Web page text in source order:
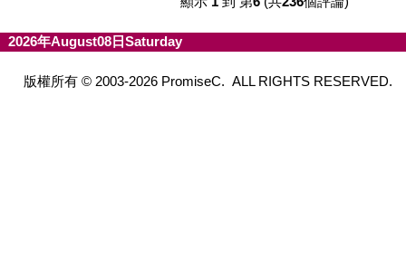
2026年August08日Saturday
版權所有 © 2003-2026 PromiseC. ALL RIGHTS RESERVED.